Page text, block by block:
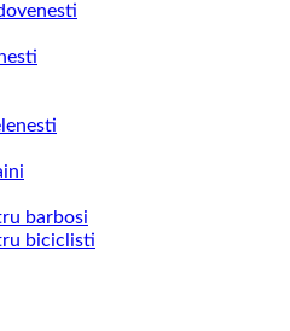
barbosi
biciclisti